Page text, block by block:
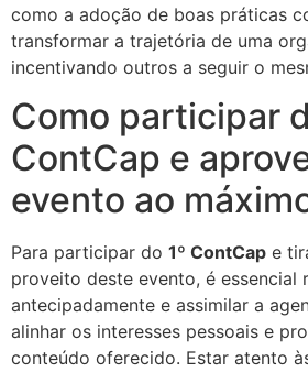
como a adoção de boas práticas
transformar a trajetória de uma
incentivando outros a seguir o
Como participar
ContCap e
evento ao
Para participar do 1º ContCap e
proveito deste evento, é essencial
antecipadamente e assimilar a
alinhar os interesses pessoais e
conteúdo oferecido. Estar atento